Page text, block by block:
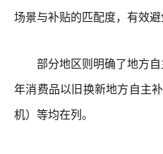
场景与补贴的匹配度，有效
部分地区则明确了地方自
年消费品以旧换新地方自主
机）等均在列。